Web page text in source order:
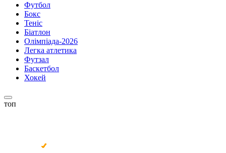
Футбол
Бокс
Теніс
Біатлон
Олімпіада-2026
Легка атлетика
Футзал
Баскетбол
Хокей
топ